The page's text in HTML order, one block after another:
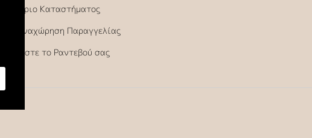
Ωράριο Καταστήματος
Υπαναχώρηση Παραγγελίας
Κλείστε το Ραντεβού σας